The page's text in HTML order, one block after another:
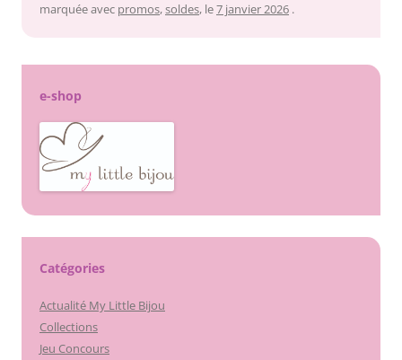
marquée avec promos,soldes, le7 janvier 2026 .
e-shop
Catégories
Actualité My Little Bijou
Collections
Jeu Concours